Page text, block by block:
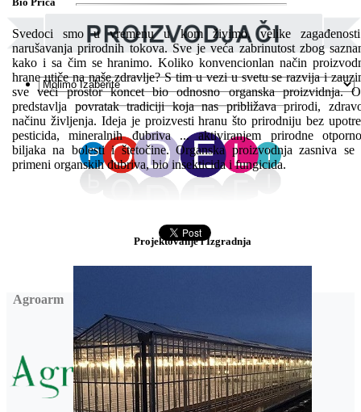
Svedoci smo u vremenu u kom živimo, velike
narušavanja prirodnih tokova. Sve je veća zabrinutost zbog
kako i sa čim se hranimo. Koliko konvencionlan način
hrane utiče na naše zdravlje? S tim u vezi u svetu se razvija i
sve veći prostor koncet bio odnosno organska proizvidnja.
predstavlja povratak tradiciji koja nas približava prirodi,
načinu življenja. Ideja je proizvesti hranu što prirodniju bez
pesticida, mineralnih đubriva ... aktiviranjem prirodne
biljaka na bolesti i štetočine. Organska proizvodnja zasniva se
primeni organskih đubriva, bio insekticida i fungicida.
Projektovanje i Izgradnja
Agroarm